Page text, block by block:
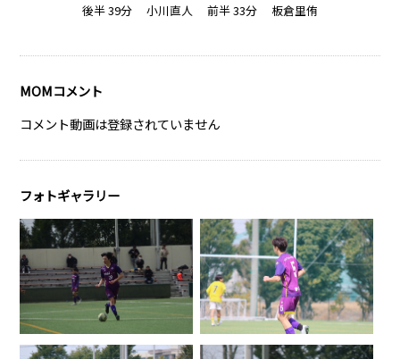
後半 39分 小川直人 前半 33分 板倉里侑
MOMコメント
コメント動画は登録されていません
フォトギャラリー